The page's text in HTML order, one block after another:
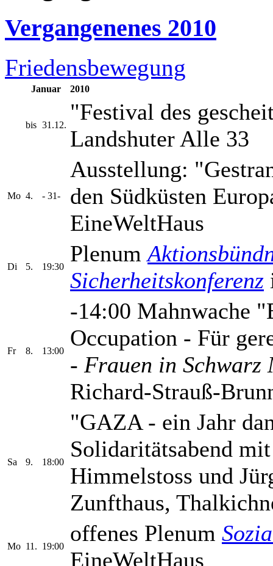
Vergangenenes 2010
Friedensbewegung
Januar 2010
bis 31.12.
"Festival des
Landshuter Alle 33
Mo 4. - 31-
Ausstellung:
den Südküsten
EineWeltHaus
Di 5. 19:30
Plenum
Sicherheitskonferenz
Fr 8. 13:00
-14:00 Mahnwache
Occupation - Für
- Frauen in Schwarz
Richard-Strauß-
Sa 9. 18:00
"GAZA - ein Jahr
Solidaritätsabend
Himmelstoss und
Zunfthaus,
Mo 11. 19:00
offenes Plenum
EineWeltHaus